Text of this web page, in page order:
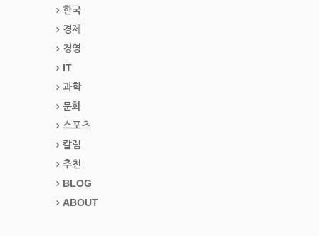
한국
경제
경영
IT
과학
문화
스포츠
칼럼
추천
BLOG
ABOUT